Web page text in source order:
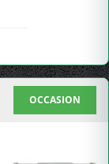
OCCASION